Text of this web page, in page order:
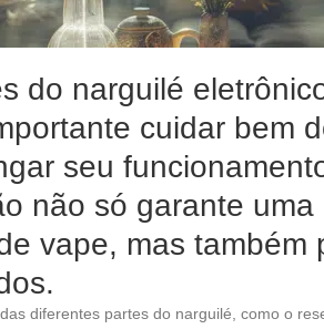
do narguilé
cuidar bem
seu
não só garante uma
vape, mas também
diferentes partes do narguilé, como o